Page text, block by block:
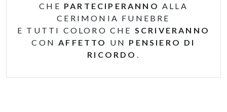
CHE PARTECIPERANNO ALLA
CERIMONIA FUNEBRE
E TUTTI COLORO CHE SCRIVERANNO
CONAFFETTO UN PENSIERO DI
RICORDO .